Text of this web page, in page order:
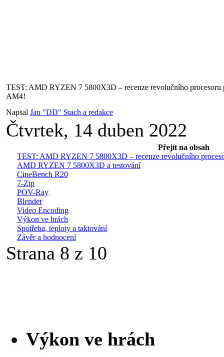
TEST: AMD RYZEN 7 5800X3D – recenze revolučního procesoru
AM4!
Napsal Jan "DD" Stach a redakce
Čtvrtek, 14 duben 2022
Přejít na obsah
TEST: AMD RYZEN 7 5800X3D – recenze revolučního
AMD RYZEN 7 5800X3D a testování
CineBench R20
7-Zip
POV-Ray
Blender
Video Encoding
Výkon ve hrách
Spotřeba, teploty a taktování
Závěr a hodnocení
Strana 8 z 10
Výkon ve hrách